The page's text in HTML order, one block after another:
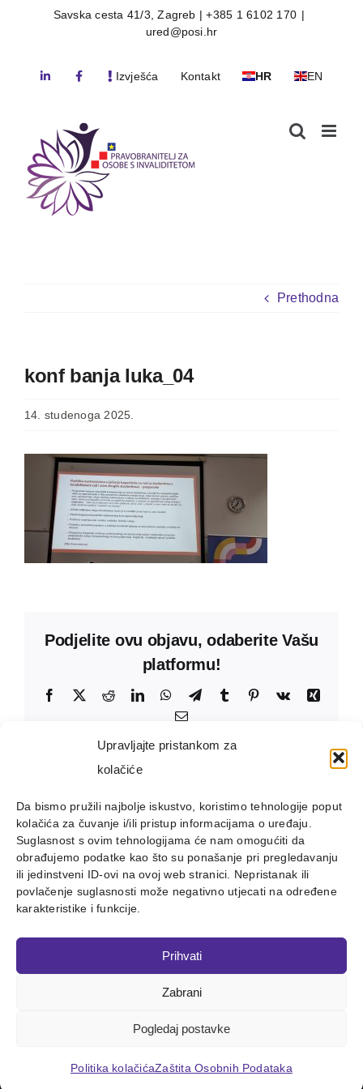
Upravljajte pristankom za
kolačiće
Da bismo pružili najbolje iskustvo, koristimo tehnologije poput
kolačića za čuvanje i/ili pristup informacijama o uređaju.
Suglasnost s ovim tehnologijama će nam omogućiti da
obrađujemo podatke kao što su ponašanje pri pregledavanju
ili jedinstveni ID-ovi na ovoj web stranici. Nepristanak ili
povlačenje suglasnosti može negativno utjecati na određene
karakteristike i funkcije.
Prihvati
Zabrani
Pogledaj postavke
Politika kolačićaZaštita Osobnih Podataka
Savska cesta 41/3, Zagreb | +385 1 6102 170 |
ured@posi.hr
Izvješća Kontakt HR EN
Prethodna
konf banja luka_04
14. studenoga 2025.
Podjelite ovu objavu, odaberite Vašu
platformu!
Facebook
X RedditLinkedInWhatsApp
TelegramTumblr Pinterest
Vk
Xing
Email:
| All Rights Reserved | Powered by
Facebook
X InstagramPinterest